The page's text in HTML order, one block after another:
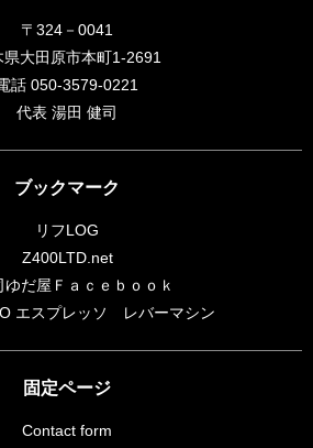
〒324－0041
県大田原市本町1-2691
話 050-3579-0221
代表 湯田 健司
ブックマーク
リフLOG
Z400LTD.net
ゆだ屋Ｆａｃｅｂｏｏｋ
エスプレッソ レバーマシン
固定ページ
Contact form